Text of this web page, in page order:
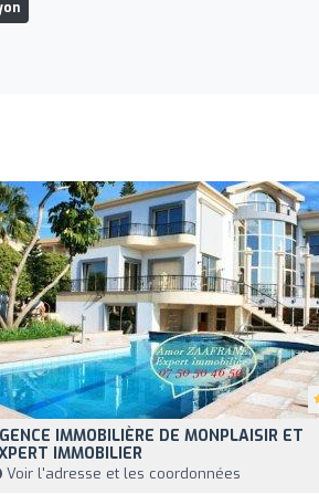
IMMOBILIÈRE DE MONPLAISIR ET
IMMOBILIER
Voir l'adresse et les coordonnées